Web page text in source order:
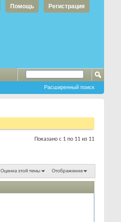
Регистрация
Помощь
Расширенный поиск
Показано с 1 по 11 из 11
Оценка этой темы Отображение